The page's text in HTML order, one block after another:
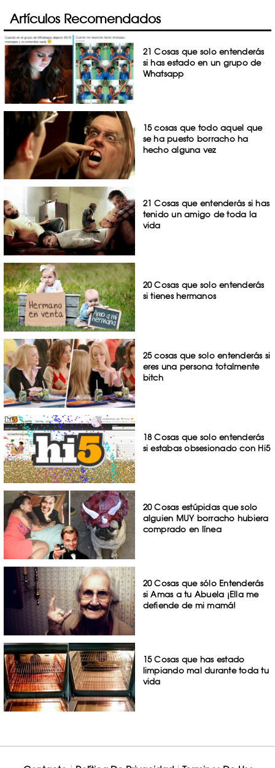
Artículos Recomendados
21 Cosas que solo entenderás
si has estado en un grupo de
Whatsapp
15 cosas que todo aquel que
se ha puesto borracho ha
hecho alguna vez
21 Cosas que entenderás si has
tenido un amigo de toda la
vida
20 Cosas que solo entenderás
si tienes hermanos
25 cosas que solo entenderás si
eres una persona totalmente
bitch
18 Cosas que solo entenderás
si estabas obsesionado con Hi5
20 Cosas estúpidas que solo
alguien MUY borracho hubiera
comprado en línea
20 Cosas que sólo Entenderás
si Amas a tu Abuela ¡Ella me
defiende de mi mamá!
15 Cosas que has estado
limpiando mal durante toda tu
vida